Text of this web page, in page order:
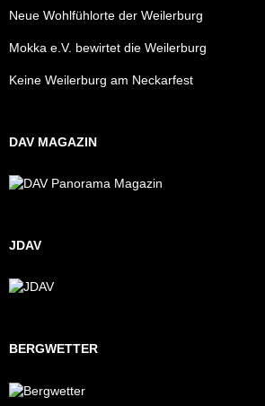
Neue Wohlfühlorte der Weilerburg
Mokka e.V. bewirtet die Weilerburg
Keine Weilerburg am Neckarfest
DAV MAGAZIN
JDAV
BERGWETTER